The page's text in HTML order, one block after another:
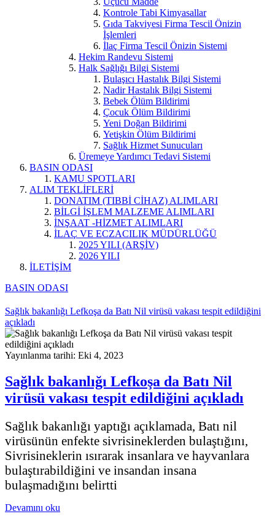
Kontrole Tabi Kimyasallar
Gıda Takviyesi Firma Tescil Önizin
İşlemleri
İlaç Firma Tescil Önizin Sistemi
Hekim Randevu Sistemi
Halk Sağlığı Bilgi Sistemi
Bulaşıcı Hastalık Bilgi Sistemi
Nadir Hastalık Bilgi Sistemi
Bebek Ölüm Bildirimi
Çocuk Ölüm Bildirimi
Yeni Doğan Bildirimi
Yetişkin Ölüm Bildirimi
Sağlık Hizmet Sunucuları
Üremeye Yardımcı Tedavi Sistemi
BASIN ODASI
KAMU SPOTLARI
ALIM TEKLİFLERİ
DONATIM (TIBBİ CİHAZ) ALIMLARI
BİLGİ İŞLEM MALZEME ALIMLARI
İNŞAAT -HİZMET ALIMLARI
İLAÇ VE ECZACILIK MÜDÜRLÜĞÜ
2025 YILI (ARŞİV)
2026 YILI
İLETİŞİM
BASIN ODASI
Sağlık bakanlığı Lefkoşa da Batı Nil virüsü vakası tespit edildiğini
açıkladı
Yayınlanma tarihi: Eki 4, 2023
Sağlık bakanlığı Lefkoşa da Batı Nil
virüsü vakası tespit edildiğini açıkladı
Sağlık bakanlığı yaptığı açıklamada, Batı nil
virüsünün enfekte sivrisineklerden bulaştığını,
Sivrisineklerin ısırarak insanlara ve hayvanlara
bulaştırabildiğini ve insandan insana
bulaşmadığını belirtti
Devamını oku